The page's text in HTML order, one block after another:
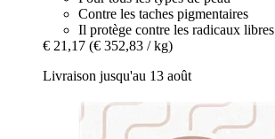
Contre les taches pigmentaires
Il protège contre les radicaux libres
€ 21,17 (€ 352,83 / kg)
Livraison jusqu'au 13 août